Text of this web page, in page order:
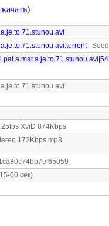
)
XviD 874Kbps
172Kbps mp3
60 сек)